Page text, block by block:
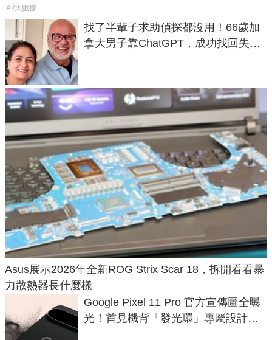
AI/大數據
找了半輩子求助偵探都沒用！66歲加
拿大男子靠ChatGPT，成功找回失散
Asus展示2026年全新ROG Strix Scar 18，拆開看看暴
力散熱器長什麼樣
Google Pixel 11 Pro 官方宣傳圖全曝
光！首見機背「發光環」專屬設計、